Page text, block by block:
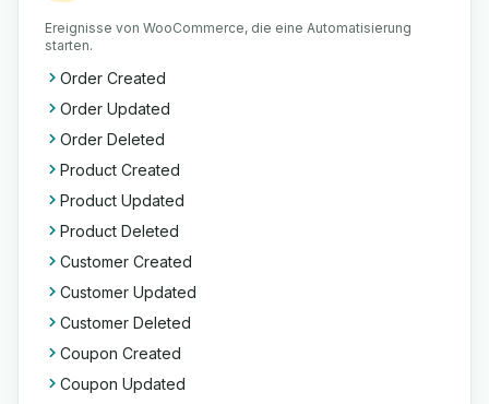
Ereignisse von WooCommerce, die eine Automatisierung
starten.
Order Created
Order Updated
Order Deleted
Product Created
Product Updated
Product Deleted
Customer Created
Customer Updated
Customer Deleted
Coupon Created
Coupon Updated